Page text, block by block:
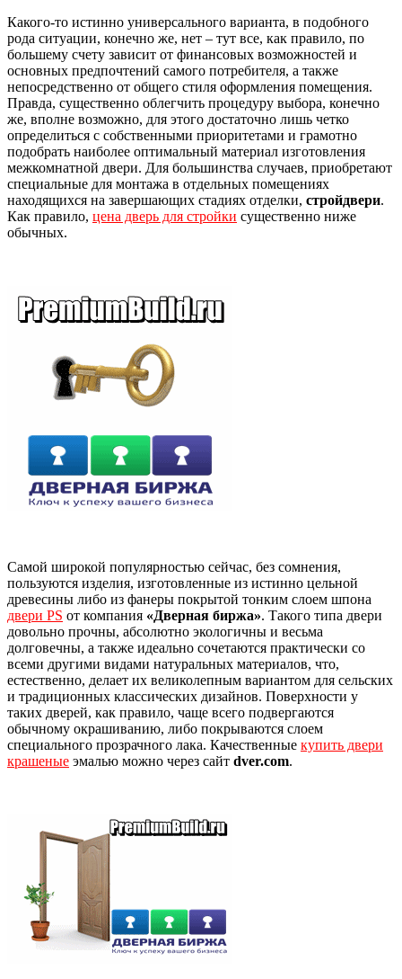
Какого-то истинно универсального варианта, в подобного
рода ситуации, конечно же, нет – тут все, как правило, по
большему счету зависит от финансовых возможностей и
основных предпочтений самого потребителя, а также
непосредственно от общего стиля оформления помещения.
Правда, существенно облегчить процедуру выбора, конечно
же, вполне возможно, для этого достаточно лишь четко
определиться с собственными приоритетами и грамотно
подобрать наиболее оптимальный материал изготовления
межкомнатной двери. Для большинства случаев, приобретают
специальные для монтажа в отдельных помещениях
находящихся на завершающих стадиях отделки, стройдвери.
Как правило, цена дверь для стройки существенно ниже
обычных.
Самой широкой популярностью сейчас, без сомнения,
пользуются изделия, изготовленные из истинно цельной
древесины либо из фанеры покрытой тонким слоем шпона
двери PS от компания «Дверная биржа». Такого типа двери
довольно прочны, абсолютно экологичны и весьма
долговечны, а также идеально сочетаются практически со
всеми другими видами натуральных материалов, что,
естественно, делает их великолепным вариантом для сельских
и традиционных классических дизайнов. Поверхности у
таких дверей, как правило, чаще всего подвергаются
обычному окрашиванию, либо покрываются слоем
специального прозрачного лака. Качественные купить двери
крашеные эмалью можно через сайт dver.com.